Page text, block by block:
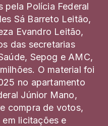
pela Polícia Federal
Sá Barreto Leitão,
Evandro Leitão,
das secretarias
Sepog e AMC,
O material foi
no apartamento
Júnior Mano,
compra de votos,
licitações e